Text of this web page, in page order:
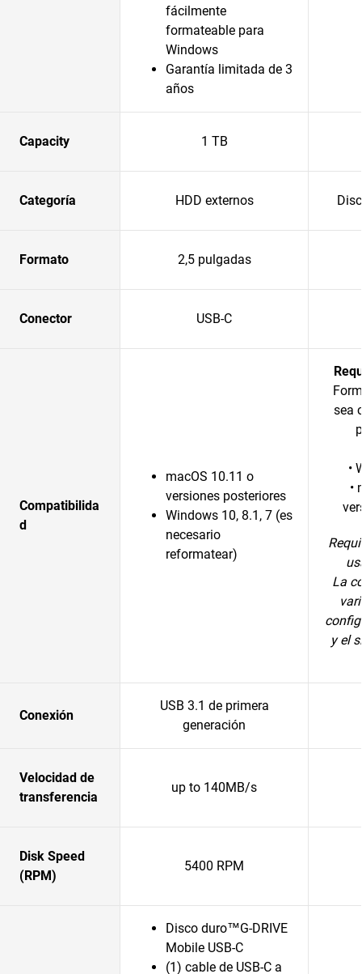
fácilmente
formateable para
Windows
Garantía limitada de 3
años
Capacity 1 TB
Categoría HDD externos
Formato 2,5 pulgadas
Conector USB-C
Compatibilida
d
macOS 10.11 o
versiones posteriores
Windows 10, 8.1, 7 (es
necesario
reformatear)
sea
•
•
La
y el
Conexión
USB 3.1 de primera
generación
Velocidad de
transferencia
up to 140MB/s
Disk Speed
(RPM)
5400 RPM
Disco duro™G-DRIVE
Mobile USB-C
(1) cable de USB-C a